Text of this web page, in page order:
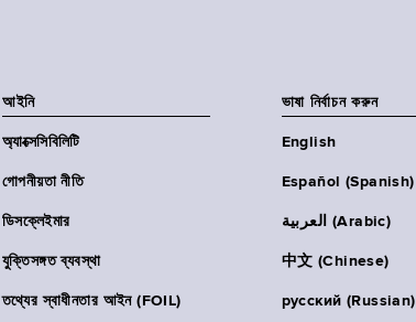
আইনি
অ্যাক্সেসিবিলিটি
গোপনীয়তা নীতি
ডিসক্লেইমার
যুক্তিসঙ্গত ব্যবস্থা
তথ্যের স্বাধীনতার আইন (FOIL)
ভাষা নির্বাচন করুন
English
Español (Spanish)
العربية (Arabic)
中文 (Chinese)
русский (Russian)